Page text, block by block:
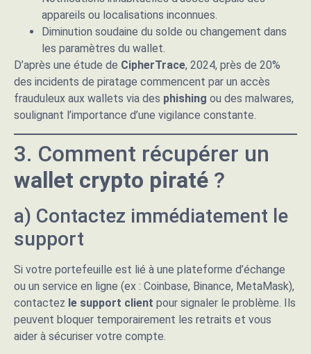
appareils ou localisations inconnues.
Diminution soudaine du solde ou changement dans
les paramètres du wallet.
D’après une étude de CipherTrace, 2024, près de 20%
des incidents de piratage commencent par un accès
frauduleux aux wallets via des phishing ou des malwares,
soulignant l’importance d’une vigilance constante.
3. Comment récupérer un
wallet crypto piraté ?
a) Contactez immédiatement le
support
Si votre portefeuille est lié à une plateforme d’échange
ou un service en ligne (ex : Coinbase, Binance, MetaMask),
contactez le support client pour signaler le problème. Ils
peuvent bloquer temporairement les retraits et vous
aider à sécuriser votre compte.